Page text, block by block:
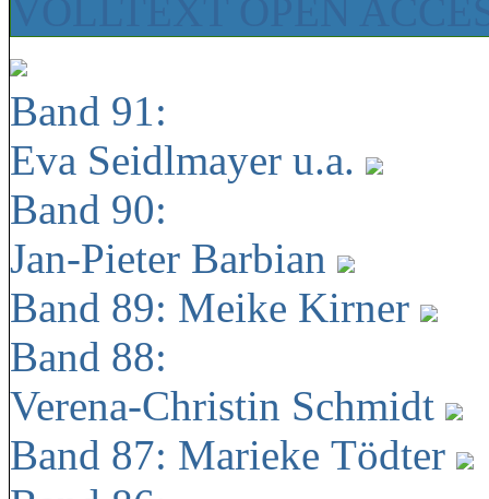
Band 91:
Eva Seidlmayer u.a.
Band 90:
Jan-Pieter Barbian
Band 89: Meike Kirner
Band 88:
Verena-Christin Schmidt
Band 87: Marieke Tödter